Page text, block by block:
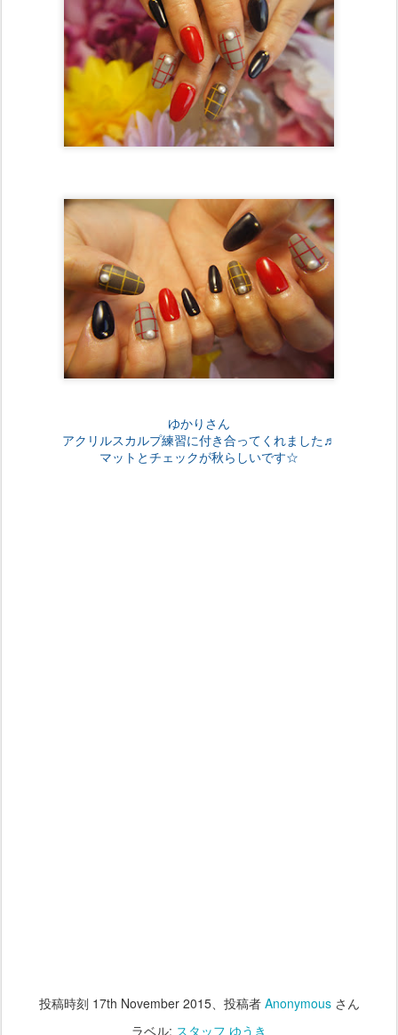
ゆかりさん
アクリルスカルプ練習に付き合ってくれました♬
マットとチェックが秋らしいです☆
投稿時刻 17th November 2015、投稿者 Anonymousさん
ラベル: スタッフ ゆうき